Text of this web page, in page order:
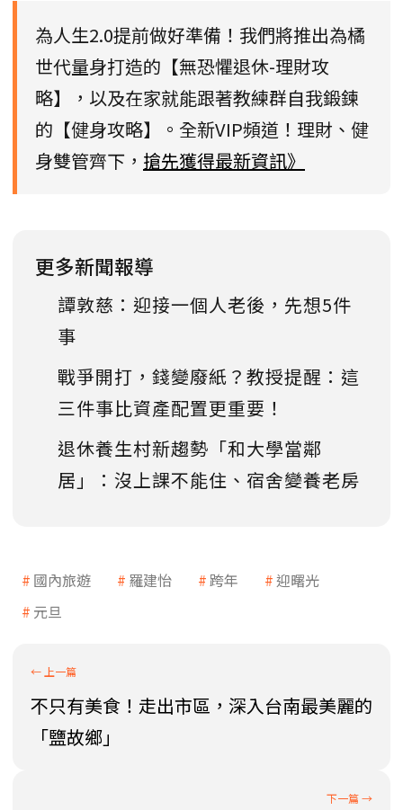
為人生2.0提前做好準備！我們將推出為橘
世代量身打造的【無恐懼退休-理財攻
略】，以及在家就能跟著教練群自我鍛鍊
的【健身攻略】。全新VIP頻道！理財、健
身雙管齊下， 搶先獲得最新資訊》
更多新聞報導
譚敦慈：迎接一個人老後，先想5件
事
戰爭開打，錢變廢紙？教授提醒：這
三件事比資產配置更重要！
退休養生村新趨勢「和大學當鄰
居」：沒上課不能住、宿舍變養老房
國內旅遊 羅建怡 跨年
迎曙光
元旦
不只有美食！走出市區，深入台南最美麗的
「鹽故鄉」